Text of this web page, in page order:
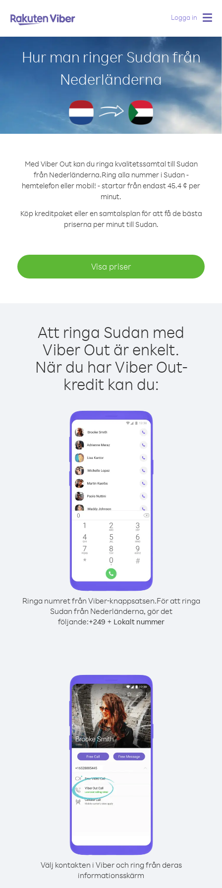
Logga in
Hur man ringer Sudan från
Nederländerna
Med Viber Out kan du ringa kvalitetssamtal till Sudan
från Nederländerna.Ring alla nummer i Sudan -
hemtelefon eller mobil! - startar från endast 45.4 ¢ per
minut.
Köp kreditpaket eller en samtalsplan för att få de bästa
priserna per minut till Sudan.
Visa priser
Att ringa Sudan med
Viber Out är enkelt.
När du har Viber Out-
kredit kan du:
Ringa numret från Viber-knappsatsen.För att ringa
Sudan från Nederländerna, gör det
följande:+249 + Lokalt nummer
Välj kontakten i Viber och ring från deras
informationsskärm